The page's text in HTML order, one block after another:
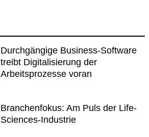
Durchgängige Business-Software
treibt Digitalisierung der
Arbeitsprozesse voran
Branchenfokus: Am Puls der Life-
Sciences-Industrie